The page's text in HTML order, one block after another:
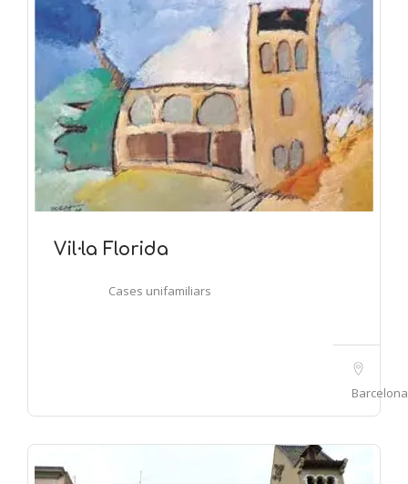
Vil·la Florida
Cases unifamiliars
Barcelona